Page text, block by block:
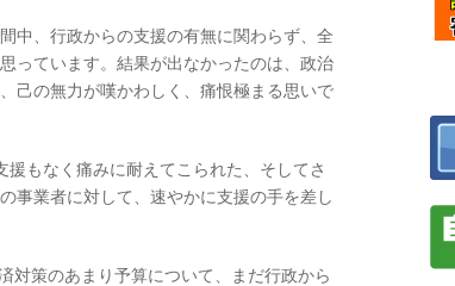
中、行政からの支援の有無に関わらず、全
っています。結果が出なかったのは、政治
己の無力が嘆かわしく、痛恨極まる思いで
もなく痛みに耐えてこられた、そしてさ
事業者に対して、速やかに支援の手を差し
対策のあまり予算について、まだ行政から